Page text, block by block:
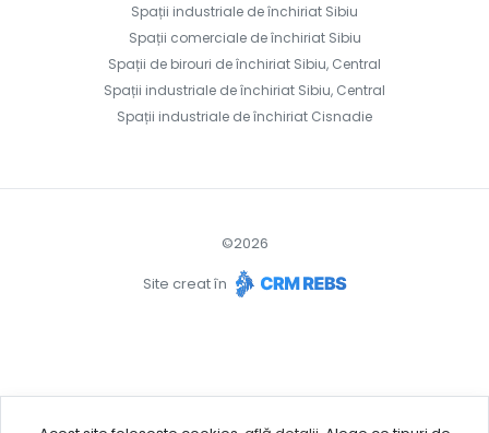
Spații industriale de închiriat Sibiu
Spații comerciale de închiriat Sibiu
Spații de birouri de închiriat Sibiu, Central
Spații industriale de închiriat Sibiu, Central
Spații industriale de închiriat Cisnadie
©2026
Site creat în